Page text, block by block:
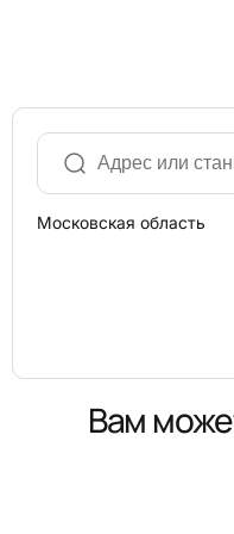
Московская область
Вам